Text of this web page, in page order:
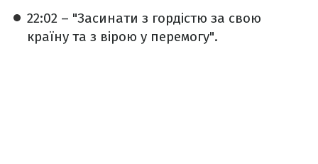
22:02 – "Засинати з гордістю за свою
країну та з вірою у перемогу".